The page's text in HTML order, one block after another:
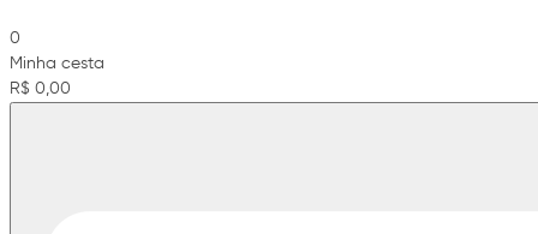
0
Minha cesta
R$ 0,00